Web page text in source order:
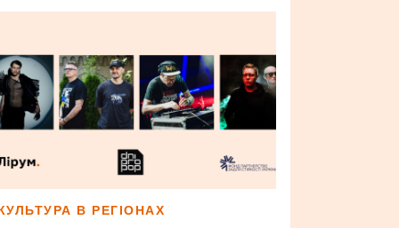
В РЕГІОНАХ